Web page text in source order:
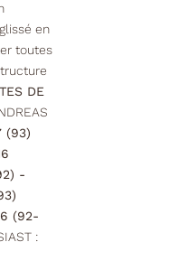
en
toutes
DE
(93)
-
(92-
: